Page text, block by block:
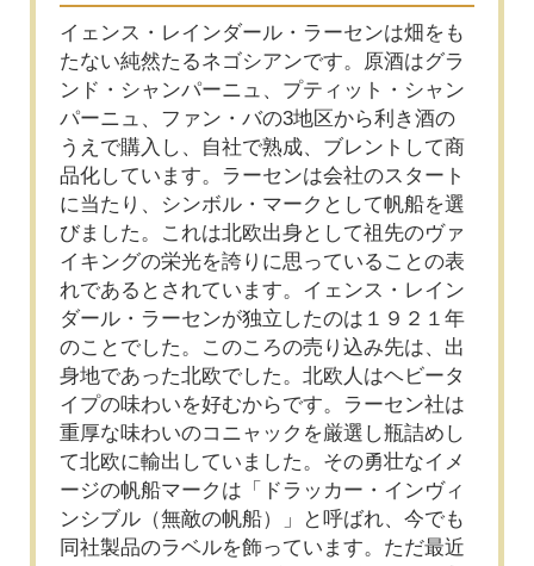
イェンス・レインダール・ラーセンは畑をも
たない純然たるネゴシアンです。原酒はグラ
ンド・シャンパーニュ、プティット・シャン
パーニュ、ファン・バの3地区から利き酒の
うえで購入し、自社で熟成、ブレントして商
品化しています。ラーセンは会社のスタート
に当たり、シンボル・マークとして帆船を選
びました。これは北欧出身として祖先のヴァ
イキングの栄光を誇りに思っていることの表
れであるとされています。イェンス・レイン
ダール・ラーセンが独立したのは１９２１年
のことでした。このころの売り込み先は、出
身地であった北欧でした。北欧人はヘビータ
イプの味わいを好むからです。ラーセン社は
重厚な味わいのコニャックを厳選し瓶詰めし
て北欧に輸出していました。その勇壮なイメ
ージの帆船マークは「ドラッカー・インヴィ
ンシブル（無敵の帆船）」と呼ばれ、今でも
同社製品のラベルを飾っています。ただ最近